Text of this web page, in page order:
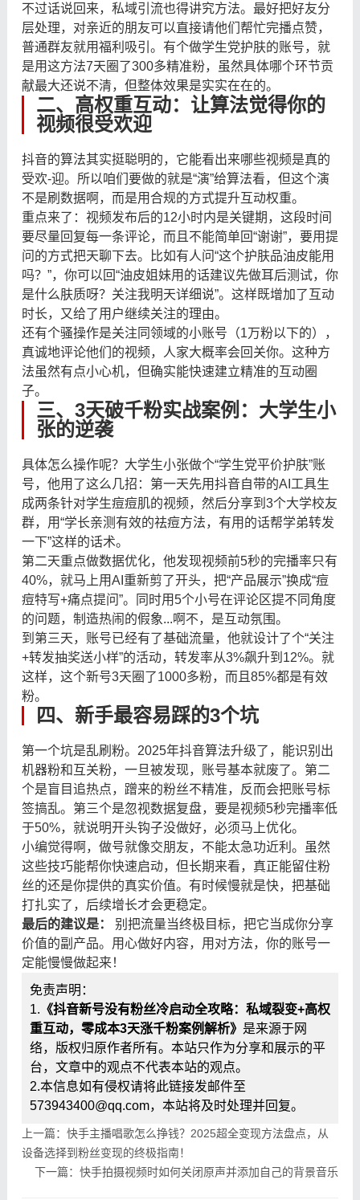
不过话说回来，私域引流也得讲究方法。最好把好友分
层处理，对亲近的朋友可以直接请他们帮忙完播点赞，
普通群友就用福利吸引。有个做学生党护肤的账号，就
是用这方法7天圈了300多精准粉，虽然具体哪个环节贡
献最大还说不清，但整体效果是实实在在的。
二、高权重互动：让算法觉得你的
视频很受欢迎
抖音的算法其实挺聪明的，它能看出来哪些视频是真的
受欢-迎。所以咱们要做的就是“演”给算法看，但这个演
不是刷数据啊，而是用合规的方式提升互动权重。
重点来了：视频发布后的12小时内是关键期，这段时间
要尽量回复每一条评论，而且不能简单回“谢谢”，要用提
问的方式把天聊下去。比如有人问“这个护肤品油皮能用
吗？”，你可以回“油皮姐妹用的话建议先做耳后测试，你
是什么肤质呀？关注我明天详细说”。这样既增加了互动
时长，又给了用户继续关注的理由。
还有个骚操作是关注同领域的小账号（1万粉以下的），
真诚地评论他们的视频，人家大概率会回关你。这种方
法虽然有点小心机，但确实能快速建立精准的互动圈
子。
三、3天破千粉实战案例：大学生小
张的逆袭
具体怎么操作呢？大学生小张做个“学生党平价护肤”账
号，他用了这么几招：第一天先用抖音自带的AI工具生
成两条针对学生痘痘肌的视频，然后分享到3个大学校友
群，用“学长亲测有效的祛痘方法，有用的话帮学弟转发
一下”这样的话术。
第二天重点做数据优化，他发现视频前5秒的完播率只有
40%，就马上用AI重新剪了开头，把“产品展示”换成“痘
痘特写+痛点提问”。同时用5个小号在评论区提不同角度
的问题，制造热闹的假象...啊不，是互动氛围。
到第三天，账号已经有了基础流量，他就设计了个“关注
+转发抽奖送小样”的活动，转发率从3%飙升到12%。就
这样，这个新号3天圈了1000多粉，而且85%都是有效
粉。
四、新手最容易踩的3个坑
第一个坑是乱刷粉。2025年抖音算法升级了，能识别出
机器粉和互关粉，一旦被发现，账号基本就废了。第二
个是盲目追热点，蹭来的粉丝不精准，反而会把账号标
签搞乱。第三个是忽视数据复盘，要是视频5秒完播率低
于50%，就说明开头钩子没做好，必须马上优化。
小编觉得啊，做号就像交朋友，不能太急功近利。虽然
这些技巧能帮你快速启动，但长期来看，真正能留住粉
丝的还是你提供的真实价值。有时候慢就是快，把基础
打扎实了，后续增长才会更稳定。
最后的建议是：
​ 别把流量当终极目标，把它当成你分享
价值的副产品。用心做好内容，用对方法，你的账号一
定能慢慢做起来！
免责声明：
1. 《抖音新号没有粉丝冷启动全攻略：私域裂变+高权
重互动，零成本3天涨千粉案例解析》 是来源于网
络，版权归原作者所有。本站只作为分享和展示的平
台，文章中的观点不代表本站的观点。
2.本信息如有侵权请将此链接发邮件至
573943400@qq.com，本站将及时处理并回复。
上一篇：快手主播唱歌怎么挣钱？2025超全变现方法盘点，从
设备选择到粉丝变现的终极指南！
下一篇：快手拍摄视频时如何关闭原声并添加自己的背景音乐